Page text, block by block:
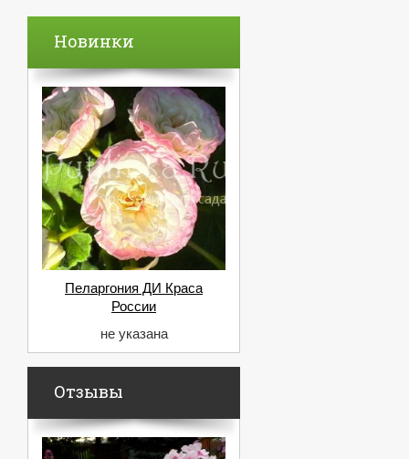
Новинки
Пеларгония ДИ Краса
России
не указана
Отзывы